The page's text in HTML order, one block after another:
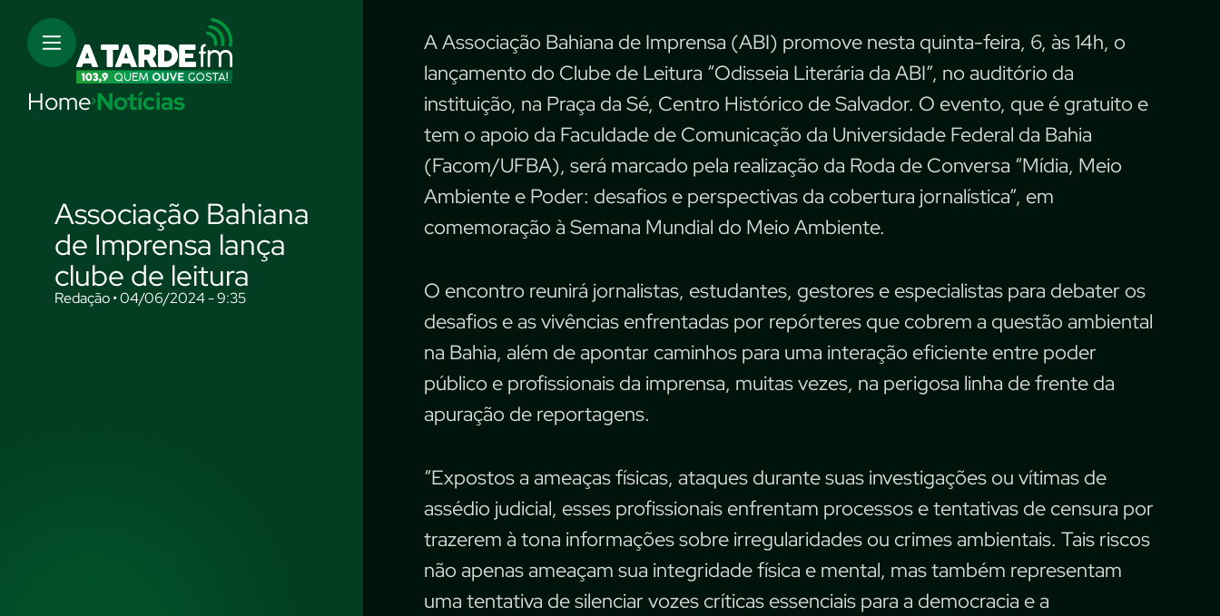
Home Notícias
Associação Bahiana
de Imprensa lança
clube de leitura
Redação • 04/06/2024 - 9:35
A Associação Bahiana de Imprensa (ABI) promove nesta quinta-feira, 6, às 14h, o
lançamento do Clube de Leitura “Odisseia Literária da ABI”, no auditório da
instituição, na Praça da Sé, Centro Histórico de Salvador. O evento, que é gratuito e
tem o apoio da Faculdade de Comunicação da Universidade Federal da Bahia
(Facom/UFBA), será marcado pela realização da Roda de Conversa “Mídia, Meio
Ambiente e Poder: desafios e perspectivas da cobertura jornalística”, em
comemoração à Semana Mundial do Meio Ambiente.
O encontro reunirá jornalistas, estudantes, gestores e especialistas para debater os
desafios e as vivências enfrentadas por repórteres que cobrem a questão ambiental
na Bahia, além de apontar caminhos para uma interação eficiente entre poder
público e profissionais da imprensa, muitas vezes, na perigosa linha de frente da
apuração de reportagens.
“Expostos a ameaças físicas, ataques durante suas investigações ou vítimas de
assédio judicial, esses profissionais enfrentam processos e tentativas de censura por
trazerem à tona informações sobre irregularidades ou crimes ambientais. Tais riscos
não apenas ameaçam sua integridade física e mental, mas também representam
uma tentativa de silenciar vozes críticas essenciais para a democracia e a